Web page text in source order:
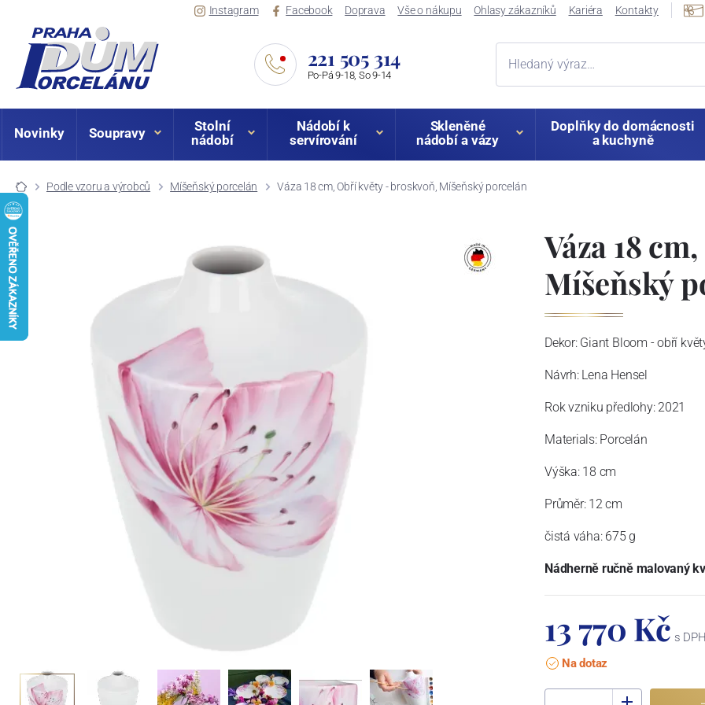
Instagram Facebook Doprava Vše o nákupu Ohlasy zákazníků Kariéra Kontakty
221 505 314
Po-Pá 9-18, So 9-14
Novinky Soupravy
Stolní
nádobí
Nádobí k
servírování
Skleněné
nádobí a vázy
Doplňky do domácnosti
a kuchyně
Podle vzoru a výrobců Míšeňský porcelán Váza 18 cm, Obří květy - broskvoň, Míšeňský porcelán
Váza 18
Míšeňský
Dekor: Giant Bloom - obří
Návrh: Lena Hensel
Rok vzniku předlohy: 2021
Materials: Porcelán
Výška: 18 cm
Průměr: 12 cm
čistá váha: 675 g
Nádherně ručně malovaný
13 770 Kč s DPH
Na dotaz